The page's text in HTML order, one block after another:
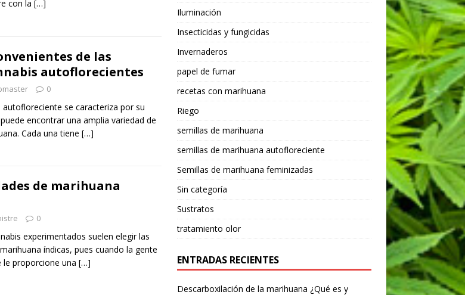
con la […]
de las
autoflorecientes
0
se caracteriza por su
encontrar una amplia variedad de
Cada una tiene […]
de marihuana
0
experimentados suelen elegir las
índicas, pues cuando la gente
proporcione una […]
Iluminación
Insecticidas y fungicidas
Invernaderos
papel de fumar
recetas con marihuana
Riego
semillas de marihuana
semillas de marihuana autofloreciente
Semillas de marihuana feminizadas
Sin categoría
Sustratos
tratamiento olor
ENTRADAS RECIENTES
Descarboxilación de la marihuana ¿Qué es y